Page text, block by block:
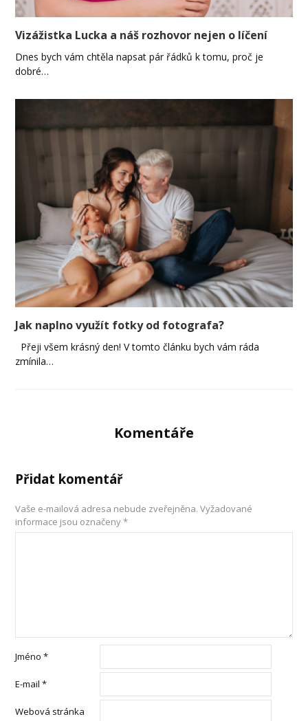
Vizážistka Lucka a náš rozhovor nejen o líčení
Dnes bych vám chtěla napsat pár řádků k tomu, proč je
dobré…
Jak naplno využít fotky od fotografa?
Přeji všem krásný den! V tomto článku bych vám ráda
zmínila…
Komentáře
Přidat komentář
Vaše e-mailová adresa nebude zveřejněna. Vyžadované
informace jsou označeny*
Jméno*
E-mail*
Webová stránka